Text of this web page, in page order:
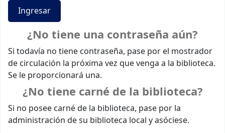
¿No tiene una contraseña aún?
Si todavía no tiene contraseña, pase por el mostrador
de circulación la próxima vez que venga a la biblioteca.
Se le proporcionará una.
¿No tiene carné de la biblioteca?
Si no posee carné de la biblioteca, pase por la
administración de su biblioteca local y asóciese.